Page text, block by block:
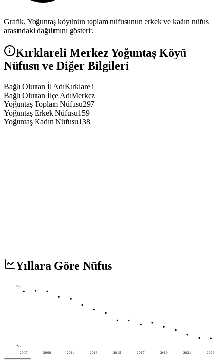
Grafik, Yoğuntaş köyünün toplam nüfusunun erkek ve kadın nüfus
arasındaki dağılımını gösterir.
Kırklareli Merkez Yoğuntaş Köyü
Nüfusu ve Diğer Bilgileri
Bağlı Olunan İl AdıKırklareli
Bağlı Olunan İlçe AdıMerkez
Yoğuntaş Toplam Nüfusu297
Yoğuntaş Erkek Nüfusu159
Yoğuntaş Kadın Nüfusu138
Yıllara Göre Nüfus
2007 2009 2011 2013 2015 2017 2019 2021 2023
568
272